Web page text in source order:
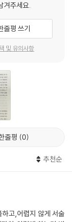
겨주세요.
줄평 쓰기
및 유의사항
줄평 0
추천순
고,어렵지 않게 서술